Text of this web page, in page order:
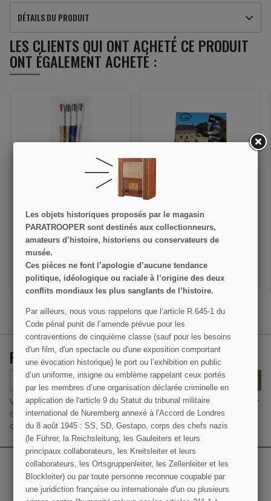
DÉTAILS DU PRODUIT
LES CLIENTS QUI ONT ACHETÉ CE PRODUIT
ONT ÉGALEMENT ACHETÉ :
4,50 €
VOIR LE DÉTAIL
AJOUTER AU PANIER
0,50 €
AJOUTER AU PANIER
RECEVEZ NOS OFFRES SPÉCIALES
S’ABONNER
Vous pouvez vous désinscrire à tout moment. Vous trouverez pour
cela nos informations de contact dans les conditions d'utilisation
du site.
Les objets historiques proposés par le magasin
PARATROOPER sont destinés aux collectionneurs,
amateurs d’histoire, historiens ou conservateurs de
musée.
Ces pièces ne font l’apologie d’aucune tendance
politique, idéologique ou raciale à l’origine des deux
conflits mondiaux les plus sanglants de l’histoire.
Par ailleurs, nous vous rappelons que l’article R.645­-1 du
Code pénal punit de l’amende prévue pour les
contraventions de cinquième classe (sauf pour les besoins
d'un film, d'un spectacle ou d'une exposition comportant
une évocation historique) le port ou l’exhibition en public
d’un uniforme, insigne ou emblème rappelant ceux portés
par les membres d’une organisation déclarée criminelle en
application de l'article 9 du Statut du tribunal militaire
international de Nuremberg annexé à l'Accord de Londres
du 8 août 1945 : SS, SD, Gestapo, corps des chefs nazis
(le Führer, la Reichsleitung, les Gauleiters et leurs
principaux collaborateurs, les Kreitsleiter et leurs
collaborateurs, les Ortsgruppenleiter, les Zellenleiter et les
Blockleiter) ou par toute personne reconnue coupable par
une juridiction française ou internationale d'un ou plusieurs